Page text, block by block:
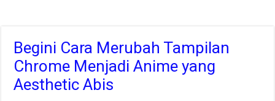
Begini Cara Merubah Tampilan
Chrome Menjadi Anime yang
Aesthetic Abis